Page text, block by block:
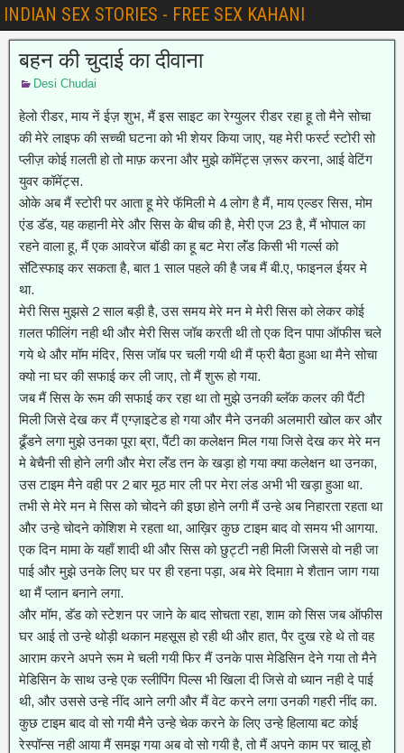
INDIAN SEX STORIES - FREE SEX KAHANI
बहन की चुदाई का दीवाना
Desi Chudai
हेलो रीडर, माय नें ईज़ शुभ, मैं इस साइट का रेग्युलर रीडर रहा हू तो मैने सोचा
की मेरे लाइफ की सच्ची घटना को भी शेयर किया जाए, यह मेरी फर्स्ट स्टोरी सो
प्लीज़ कोई ग़लती हो तो माफ़ करना और मुझे कॉमेंट्स ज़रूर करना, आई वेटिंग
युवर कॉमेंट्स.
ओके अब मैं स्टोरी पर आता हू मेरे फॅमिली मे 4 लोग है मैं, माय एल्डर सिस, मोम
एंड डॅड, यह कहानी मेरे और सिस के बीच की है, मेरी एज 23 है, मैं भोपाल का
रहने वाला हू, मैं एक आवरेज बॉडी का हू बट मेरा लॅंड किसी भी गर्ल्स को
सॅटिस्फाइ कर सकता है, बात 1 साल पहले की है जब मैं बी.ए, फाइनल ईयर मे
था.
मेरी सिस मुझसे 2 साल बड़ी है, उस समय मेरे मन मे मेरी सिस को लेकर कोई
ग़लत फीलिंग नही थी और मेरी सिस जॉब करती थी तो एक दिन पापा ऑफीस चले
गये थे और मॉम मंदिर, सिस जॉब पर चली गयी थी मैं फ्री बैठा हुआ था मैने सोचा
क्यो ना घर की सफाई कर ली जाए, तो मैं शुरू हो गया.
जब मैं सिस के रूम की सफाई कर रहा था तो मुझे उनकी ब्लॅक कलर की पैंटी
मिली जिसे देख कर मैं एग्ज़ाइटेड हो गया और मैने उनकी अलमारी खोल कर और
ढूँडने लगा मुझे उनका पूरा ब्रा, पैंटी का कलेक्षन मिल गया जिसे देख कर मेरे मन
मे बेचैनी सी होने लगी और मेरा लॅंड तन के खड़ा हो गया क्या कलेक्षन था उनका,
उस टाइम मैने वही पर 2 बार मूठ मार ली पर मेरा लंड अभी भी खड़ा हुआ था.
तभी से मेरे मन मे सिस को चोदने की इछा होने लगी मैं उन्हे अब निहारता रहता था
और उन्हे चोदने कोशिश मे रहता था, आख़िर कुछ टाइम बाद वो समय भी आगया.
एक दिन मामा के यहाँ शादी थी और सिस को छुट्टी नही मिली जिससे वो नही जा
पाई और मुझे उनके लिए घर पर ही रहना पड़ा, अब मेरे दिमाग़ मे शैतान जाग गया
था मैं प्लान बनाने लगा.
और मॉम, डॅड को स्टेशन पर जाने के बाद सोचता रहा, शाम को सिस जब ऑफीस
घर आई तो उन्हे थोड़ी थकान महसूस हो रही थी और हात, पैर दुख रहे थे तो वह
आराम करने अपने रूम मे चली गयी फिर मैं उनके पास मेडिसिन देने गया तो मैने
मेडिसिन के साथ उन्हे एक स्लीपिंग पिल्स भी खिला दी जिसे वो ध्यान नही दे पाई
थी, और उससे उन्हे नींद आने लगी और मैं वेट करने लगा उनकी गहरी नींद का.
कुछ टाइम बाद वो सो गयी मैने उन्हे चेक करने के लिए उन्हे हिलाया बट कोई
रेस्पॉन्स नही आया मैं समझ गया अब वो सो गयी है, तो मैं अपने काम पर चालू हो